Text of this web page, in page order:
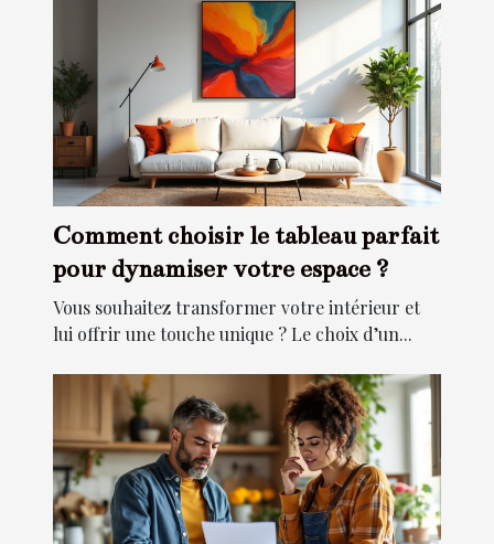
Comment choisir le tableau parfait
pour dynamiser votre espace ?
Vous souhaitez transformer votre intérieur et
lui offrir une touche unique ? Le choix d’un...